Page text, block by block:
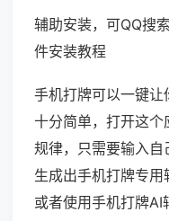
辅助安装，可QQ搜
件安装教程
手机打牌可以一键让
十分简单，打开这
规律，只需要输入
生成出手机打牌专
或者使用手机打牌AI